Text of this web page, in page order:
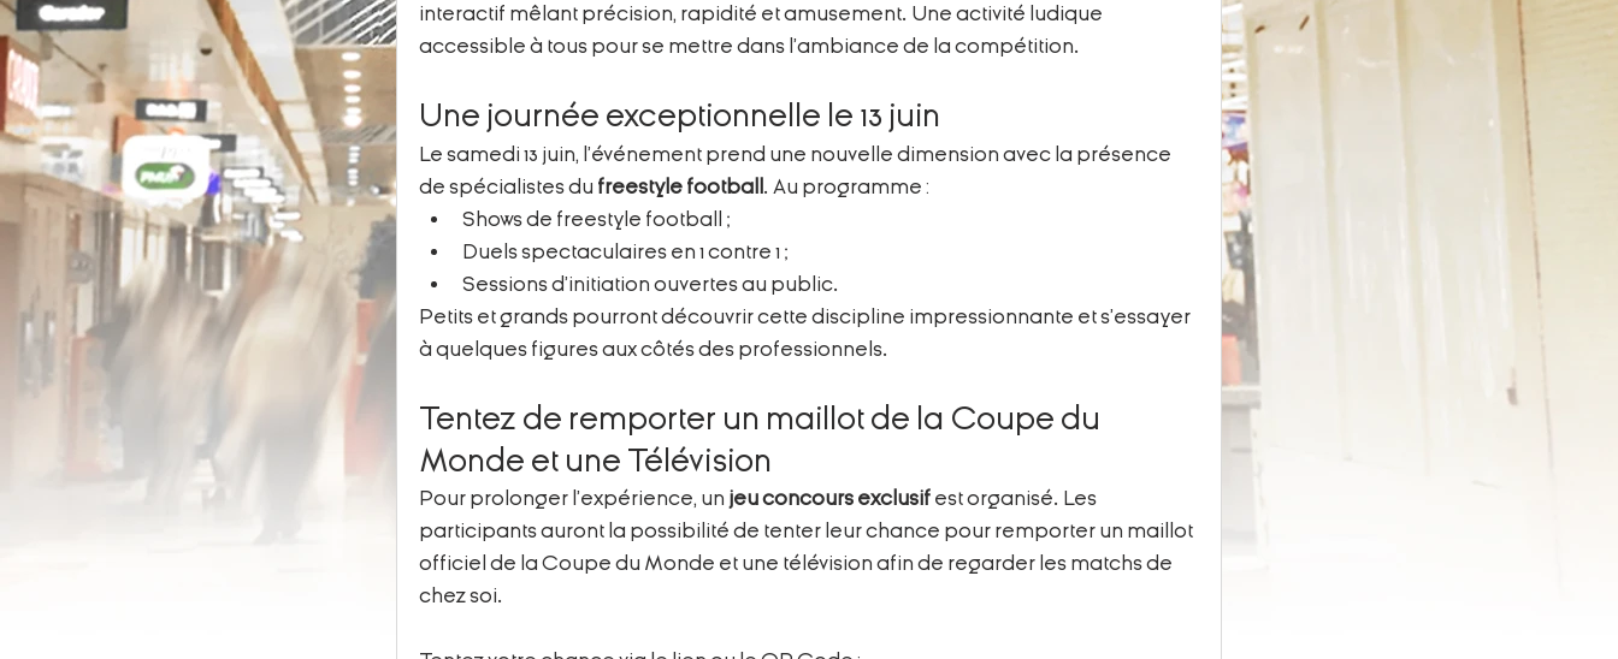
interactif mêlant précision, rapidité et amusement. Une activité ludique
accessible à tous pour se mettre dans l’ambiance de la compétition.
Une journée exceptionnelle le 13 juin
Le samedi 13 juin, l’événement prend une nouvelle dimension avec la présence
de spécialistes du freestyle football . Au programme :
Shows de freestyle football ;
Duels spectaculaires en 1 contre 1 ;
Sessions d’initiation ouvertes au public.
Petits et grands pourront découvrir cette discipline impressionnante et s’essayer
à quelques figures aux côtés des professionnels.
Tentez de remporter un maillot de la Coupe du
Monde et une Télévision
Pour prolonger l’expérience, un jeu concours exclusif est organisé. Les
participants auront la possibilité de tenter leur chance pour remporter un maillot
officiel de la Coupe du Monde et une télévision afin de regarder les matchs de
chez soi.